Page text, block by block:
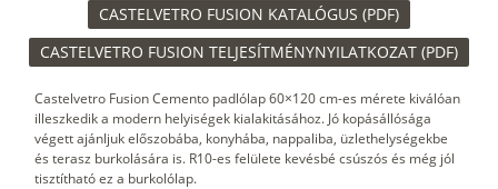
CASTELVETRO FUSION KATALÓGUS (PDF)
CASTELVETRO FUSION TELJESÍTMÉNYNYILATKOZAT (PDF)
Castelvetro Fusion Cemento padlólap 60×120 cm-es mérete kiválóan
illeszkedik a modern helyiségek kialakitásához. Jó kopásállósága
végett ajánljuk előszobába, konyhába, nappaliba, üzlethelységekbe
és terasz burkolására is. R10-es felülete kevésbé csúszós és még jól
tisztítható ez a burkolólap.